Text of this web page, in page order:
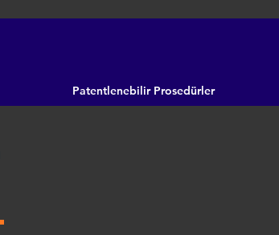
Patentlenebilir Prosedürler